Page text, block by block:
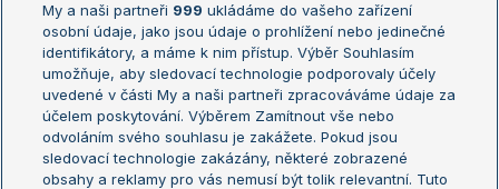
Žebříček ATP (muži)
Žebříček WTA (ženy)
Sázkařský žebříček
Australian Open
French Open
Wimbledon
US Open
Turnaj mistrů
Turnaj mistryň
My a naši partneři 999 ukládáme do vašeho zařízení
osobní údaje, jako jsou údaje o prohlížení nebo jedinečné
identifikátory, a máme k nim přístup. Výběr Souhlasím
umožňuje, aby sledovací technologie podporovaly účely
uvedené v části My a naši partneři zpracováváme údaje za
účelem poskytování. Výběrem Zamítnout vše nebo
odvoláním svého souhlasu je zakážete. Pokud jsou
sledovací technologie zakázány, některé zobrazené
obsahy a reklamy pro vás nemusí být tolik relevantní. Tuto